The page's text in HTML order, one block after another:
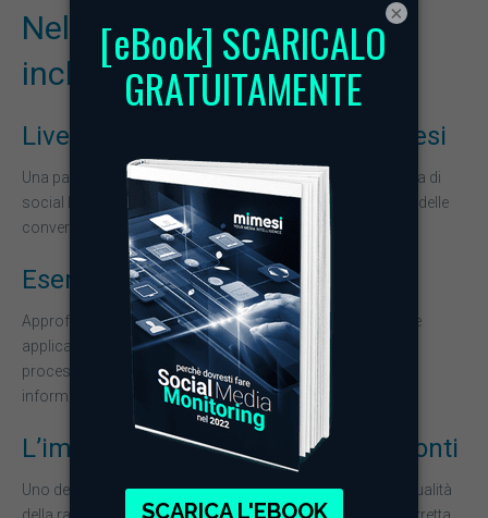
Nel dettaglio, la sessione
include:
Live demo della piattaforma Mimesi
Una panoramica pratica delle funzionalità della piattaforma di
social listening, con esempi reali di monitoraggio e analisi delle
conversazioni online.
Esempi pratici di utilizzo dell’AI
Approfondiamo alcuni casi d’uso dell’intelligenza artificiale
applicata all’analisi dei dati, mostrando come accelerare i
processi di classificazione, sintesi e interpretazione delle
informazioni.
L’importanza delle query e delle fonti
Uno degli aspetti più critici nel social listening riguarda la qualità
×